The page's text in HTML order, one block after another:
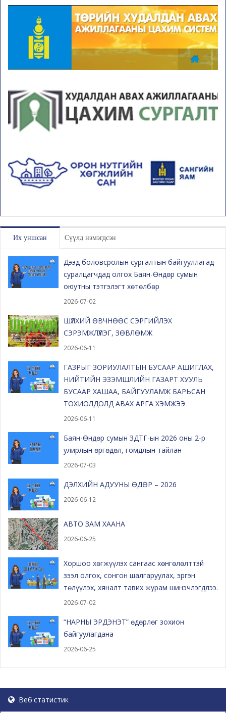
Их уншсан Сүүлд нэмэгдсэн
Дээд боловсролын сургалтын байгууллагад
суралцагчдад олгох Баян-Өндөр сумын
оюутны тэтгэлэгт хөтөлбөр
2026-07-02
ШҮЛХИЙ ӨВЧНӨӨС СЭРГИЙЛЭХ
СЭРЭМЖЛҮҮЛЭГ, ЗӨВЛӨМЖ
2026-06-11
ГАЗРЫГ ЗОРИУЛАЛТЫН БУСААР АШИГЛАХ,
НИЙТИЙН ЭЗЭМШЛИЙН ГАЗАРТ ХУУЛЬ
БУСААР ХАШАА, БАЙГУУЛАМЖ БАРЬСАН
ТОХИОЛДОЛД АВАХ АРГА ХЭМЖЭЭ
2026-06-11
Баян-Өндөр сумын ЗДТГ-ын 2026 оны 2-р
улирлын өргөдөл, гомдлын тайлан
2026-07-03
ДЭЛХИЙН АДУУНЫ ӨДӨР – 2026
2026-06-12
АВТО ЗАМ ХААНА
2026-06-25
Хоршоо хөгжүүлэх сангаас хөнгөлөлттэй
зээл олгох, сонгон шалгаруулах, эргэн
төлүүлэх, хяналт тавих журам шинэчлэгдлээ.
2026-07-02
“НАРНЫ ЭРДЭНЭТ” өдөрлөг зохион
байгуулагдана
2026-06-25
Веб статистик